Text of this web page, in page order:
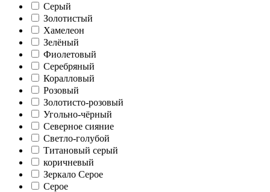
Серый
Золотистый
Хамелеон
Зелёный
Фиолетовый
Серебряный
Коралловый
Розовый
Золотисто-розовый
Угольно-чёрный
Северное сияние
Светло-голубой
Титановый серый
коричневый
Зеркало Серое
Серое